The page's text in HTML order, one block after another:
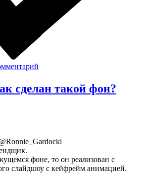
сделан такой фон?
фоне, то он реализован с
слайдшоу с кейфрейм анимацией.